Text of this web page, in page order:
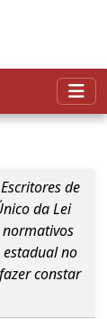
de
da Lei
normativos
no
constar